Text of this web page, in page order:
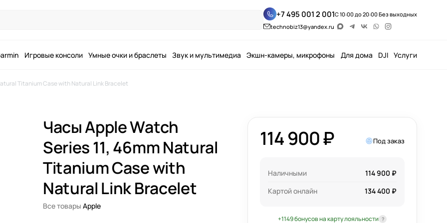
+7 495 001 2 001С 10:00 до 20:00 Без выходных
technobiz13@yandex.ru
Игровые консоли Умные очки и браслеты Звук и мультимедиа Экшн-камеры, микрофоны Для дома DJI Услуги
Titanium Case with Natural Link Bracelet
Часы Apple Watch
Series 11, 46mm Natural
Titanium Case with
Natural Link Bracelet
Все товары Apple
114 900 ₽ Под заказ
Наличными
114 900 ₽
Картой онлайн
134 400 ₽
+1149 бонусов на карту лояльности ?